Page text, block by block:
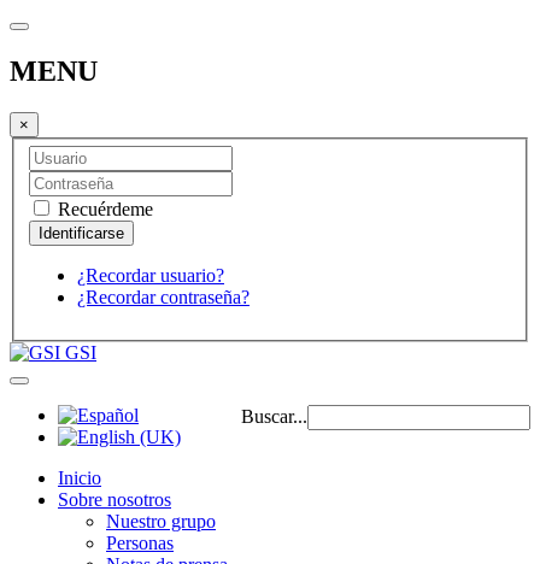
MENU
×
Recuérdeme
¿Recordar usuario?
¿Recordar contraseña?
GSI
Buscar...
Inicio
Sobre nosotros
Nuestro grupo
Personas